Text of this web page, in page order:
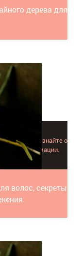
дерева для
волос, секреты
волос и узнайте о
информации.